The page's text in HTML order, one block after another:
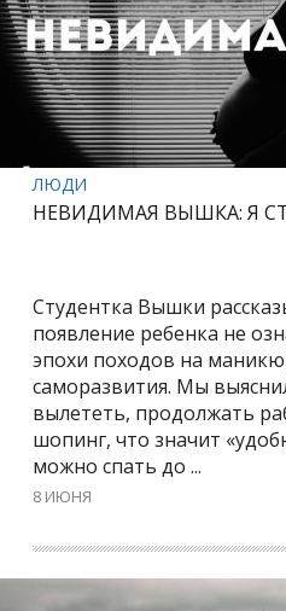
ЛЮДИ
НЕВИДИМАЯ ВЫШКА: Я
Студентка Вышки
появление ребенка не
эпохи походов на
саморазвития. Мы
вылететь, продолжать
шопинг, что значит
можно спать до ...
8 ИЮНЯ